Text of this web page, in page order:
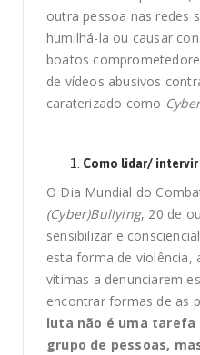
outra pessoa nas redes
humilhá-la ou causar
boatos
de vídeos abusivos
caraterizado como
Como lidar/ intervir
O Dia Mundial do
(Cyber)Bullying, 20 de
sensibilizar e
esta forma de violência,
vítimas a denunciarem
encontrar formas de as
luta não é uma tarefa
grupo de pessoas,